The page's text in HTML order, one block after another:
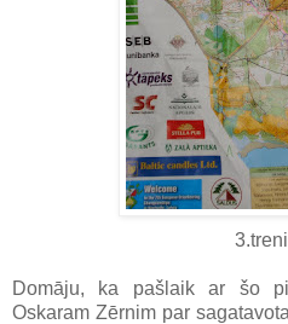
Domāju, ka pašlaik ar šo
Oskaram Zērnim par